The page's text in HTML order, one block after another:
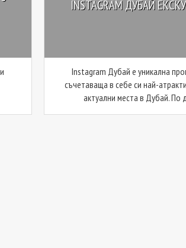
INSTAGRAM ДУБАЙ
Instagram Дубай е уникална
съчетаваща в себе си най-
актуални места в Дубай. По